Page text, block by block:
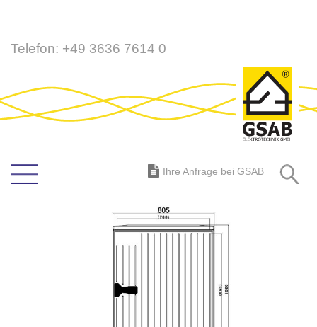
Direkt
Telefon: +49 3636 7614 0
Ihre Anfrage bei GSAB